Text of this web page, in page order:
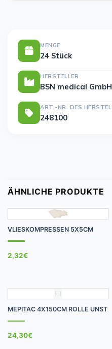
MENGE
24 Stück
HERSTELLER
BSN medical GmbH
ART.-NR. DES
248100
ÄHNLICHE PRODUKTE
VLIESKOMPRESSEN 5X5CM
2,32€
MEPITAC 4X150CM ROLLE UNST
24,30€